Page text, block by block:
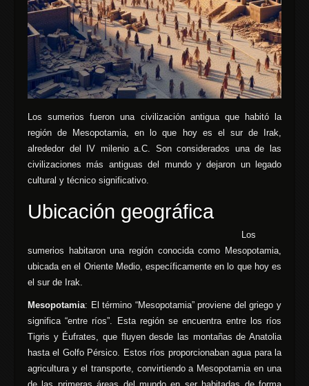
Los sumerios fueron una civilización antigua que habitó la
región de Mesopotamia, en lo que hoy es el sur de Irak,
alrededor del IV milenio a.C. Son considerados una de las
civilizaciones más antiguas del mundo y dejaron un legado
cultural y técnico significativo.
Ubicación geográfica
Los
sumerios habitaron una región conocida como Mesopotamia,
ubicada en el Oriente Medio, específicamente en lo que hoy es
el sur de Irak.
Mesopotamia: El término “Mesopotamia” proviene del griego y
significa “entre ríos”. Esta región se encuentra entre los ríos
Tigris y Éufrates, que fluyen desde las montañas de Anatolia
hasta el Golfo Pérsico. Estos ríos proporcionaban agua para la
agricultura y el transporte, convirtiendo a Mesopotamia en una